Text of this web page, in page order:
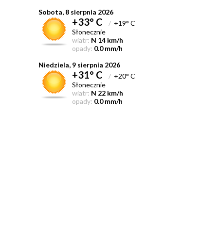
Sobota, 8 sierpnia 2026
+33° C /+19° C
Słonecznie
wiatr: N 14 km/h
opady: 0.0 mm/h
Niedziela, 9 sierpnia 2026
+31° C /+20° C
Słonecznie
wiatr: N 22 km/h
opady: 0.0 mm/h